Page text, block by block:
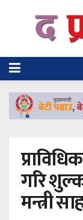
गरि
मन्त्री